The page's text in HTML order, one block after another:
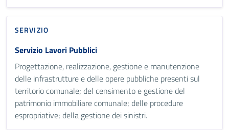
SERVIZIO
Servizio Lavori Pubblici
Progettazione, realizzazione, gestione e manutenzione
delle infrastrutture e delle opere pubbliche presenti sul
territorio comunale; del censimento e gestione del
patrimonio immobiliare comunale; delle procedure
espropriative; della gestione dei sinistri.